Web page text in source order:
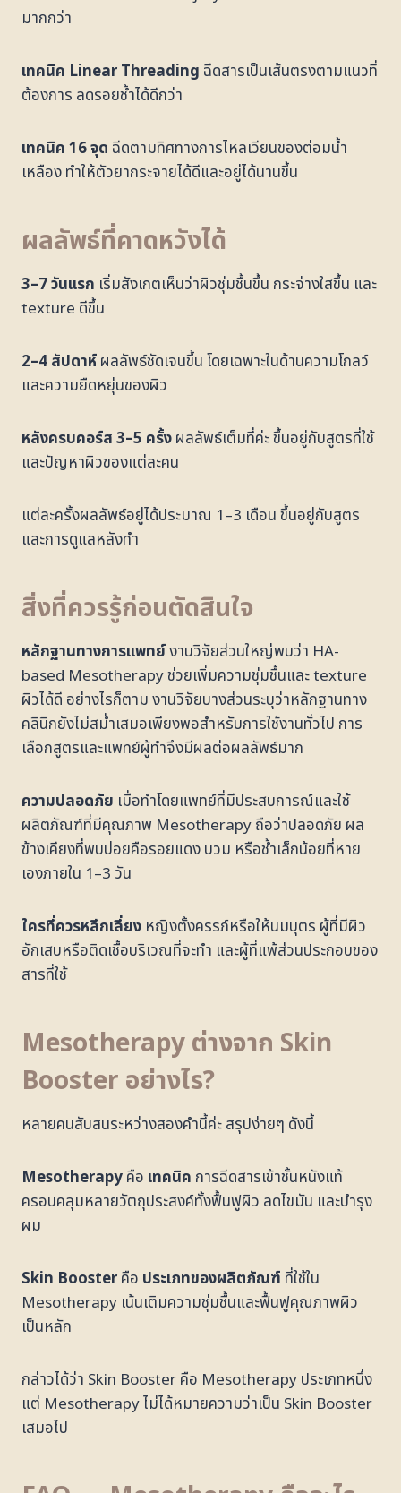
มากกว่า
เทคนิค Linear Threading ฉีดสารเป็นเส้นตรงตามแนวที่
ต้องการ ลดรอยช้ำได้ดีกว่า
เทคนิค 16 จุด ฉีดตามทิศทางการไหลเวียนของต่อมน้ำ
เหลือง ทำให้ตัวยากระจายได้ดีและอยู่ได้นานขึ้น
ผลลัพธ์ที่คาดหวังได้
3–7 วันแรก เริ่มสังเกตเห็นว่าผิวชุ่มชื้นขึ้น กระจ่างใสขึ้น และ
texture ดีขึ้น
2–4 สัปดาห์ผลลัพธ์ชัดเจนขึ้น โดยเฉพาะในด้านความโกลว์
และความยืดหยุ่นของผิว
หลังครบคอร์ส 3–5 ครั้งผลลัพธ์เต็มที่ค่ะ ขึ้นอยู่กับสูตรที่ใช้
และปัญหาผิวของแต่ละคน
แต่ละครั้งผลลัพธ์อยู่ได้ประมาณ 1–3 เดือน ขึ้นอยู่กับสูตร
และการดูแลหลังทำ
สิ่งที่ควรรู้ก่อนตัดสินใจ
หลักฐานทางการแพทย์งานวิจัยส่วนใหญ่พบว่า HA-
based Mesotherapy ช่วยเพิ่มความชุ่มชื้นและ texture
ผิวได้ดี อย่างไรก็ตาม งานวิจัยบางส่วนระบุว่าหลักฐานทาง
คลินิกยังไม่สม่ำเสมอเพียงพอสำหรับการใช้งานทั่วไป การ
เลือกสูตรและแพทย์ผู้ทำจึงมีผลต่อผลลัพธ์มาก
ความปลอดภัย เมื่อทำโดยแพทย์ที่มีประสบการณ์และใช้
ผลิตภัณฑ์ที่มีคุณภาพ Mesotherapy ถือว่าปลอดภัย ผล
ข้างเคียงที่พบบ่อยคือรอยแดง บวม หรือช้ำเล็กน้อยที่หาย
เองภายใน 1–3 วัน
ใครที่ควรหลีกเลี่ยง หญิงตั้งครรภ์หรือให้นมบุตร ผู้ที่มีผิว
อักเสบหรือติดเชื้อบริเวณที่จะทำ และผู้ที่แพ้ส่วนประกอบของ
สารที่ใช้
Mesotherapy ต่างจาก Skin
Booster อย่างไร?
หลายคนสับสนระหว่างสองคำนี้ค่ะ สรุปง่ายๆ ดังนี้
Mesotherapyคือ เทคนิค การฉีดสารเข้าชั้นหนังแท้
ครอบคลุมหลายวัตถุประสงค์ทั้งฟื้นฟูผิว ลดไขมัน และบำรุง
ผม
Skin Boosterคือ ประเภทของผลิตภัณฑ์ ที่ใช้ใน
Mesotherapy เน้นเติมความชุ่มชื้นและฟื้นฟูคุณภาพผิว
เป็นหลัก
กล่าวได้ว่า Skin Booster คือ Mesotherapy ประเภทหนึ่ง
แต่ Mesotherapy ไม่ได้หมายความว่าเป็น Skin Booster
เสมอไป